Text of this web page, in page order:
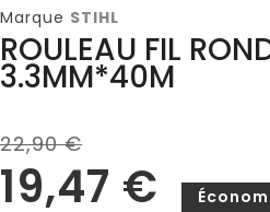
Marque STIHL
ROULEAU FIL
3.3MM*40M
22,90 €
19,47 €